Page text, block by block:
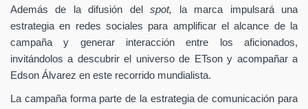
Además de la difusión delspot,
la marca impulsará una
estrategia en redes sociales para amplificar el alcance de la
campaña y generar interacción entre los aficionados,
invitándolos a descubrir el universo de ETson y acompañar a
Edson Álvarez en este recorrido mundialista.
La campaña forma parte de la estrategia de comunicación para